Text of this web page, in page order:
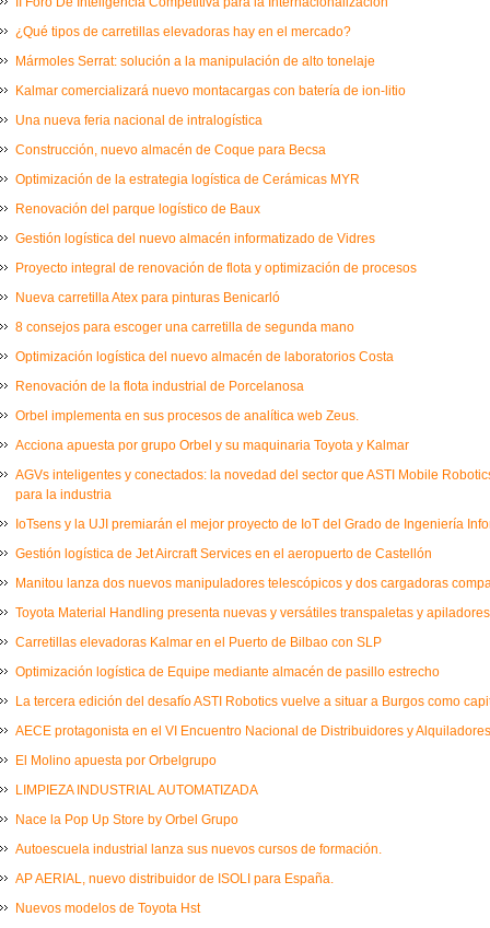
¿Qué tipos de carretillas elevadoras hay en el mercado?
Mármoles Serrat: solución a la manipulación de alto tonelaje
Kalmar comercializará nuevo montacargas con batería de ion-litio
Una nueva feria nacional de intralogística
Construcción, nuevo almacén de Coque para Becsa
Optimización de la estrategia logística de Cerámicas MYR
Renovación del parque logístico de Baux
Gestión logística del nuevo almacén informatizado de Vidres
Proyecto integral de renovación de flota y optimización de procesos
Nueva carretilla Atex para pinturas Benicarló
8 consejos para escoger una carretilla de segunda mano
Optimización logística del nuevo almacén de laboratorios Costa
Renovación de la flota industrial de Porcelanosa
Orbel implementa en sus procesos de analítica web Zeus.
Acciona apuesta por grupo Orbel y su maquinaria Toyota y Kalmar
AGVs inteligentes y conectados: la novedad del sector que ASTI Mobile
para la industria
IoTsens y la UJI premiarán el mejor proyecto de IoT del Grado de Ingeniería
Gestión logística de Jet Aircraft Services en el aeropuerto de Castellón
Manitou lanza dos nuevos manipuladores telescópicos y dos cargadoras
Toyota Material Handling presenta nuevas y versátiles transpaletas y
Carretillas elevadoras Kalmar en el Puerto de Bilbao con SLP
Optimización logística de Equipe mediante almacén de pasillo estrecho
La tercera edición del desafío ASTI Robotics vuelve a situar a Burgos como
AECE protagonista en el VI Encuentro Nacional de Distribuidores y
El Molino apuesta por Orbelgrupo
LIMPIEZA INDUSTRIAL AUTOMATIZADA
Nace la Pop Up Store by Orbel Grupo
Autoescuela industrial lanza sus nuevos cursos de formación.
AP AERIAL, nuevo distribuidor de ISOLI para España.
Nuevos modelos de Toyota Hst